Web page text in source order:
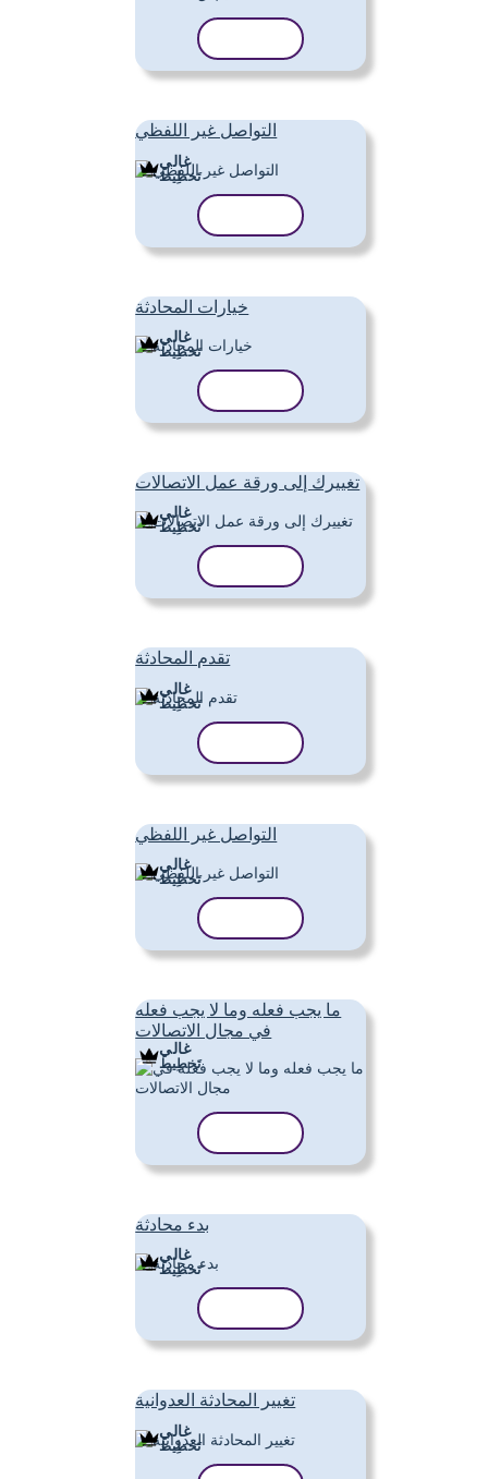
التواصل غير اللفظي
غالي
تَخطِيط
خيارات المحادثة
غالي
تَخطِيط
تغييرك إلى ورقة عمل الاتصالات
غالي
تَخطِيط
تقدم المحادثة
غالي
تَخطِيط
التواصل غير اللفظي
غالي
تَخطِيط
ما يجب فعله وما لا يجب فعله
في مجال الاتصالات
غالي
تَخطِيط
بدء محادثة
غالي
تَخطِيط
تغيير المحادثة العدوانية
غالي
تَخطِيط